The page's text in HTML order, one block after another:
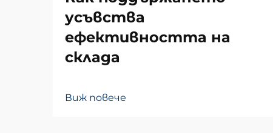
усъвства
ефективността на
склада
Виж повече